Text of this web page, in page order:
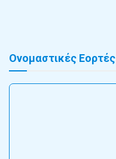
Ονομαστικές Εορτές